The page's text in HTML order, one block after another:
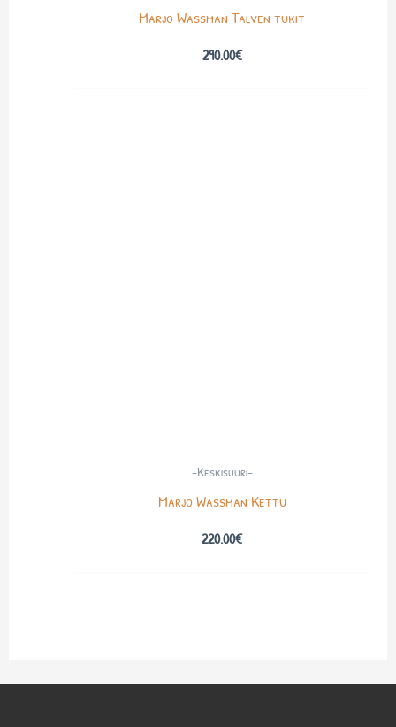
Marjo Wassman Talven tukit
290.00€
-Keskisuuri-
Marjo Wassman Kettu
220.00€